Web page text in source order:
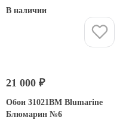
В наличии
21 000 ₽
Обои 31021BM Blumarine
Блюмарин №6